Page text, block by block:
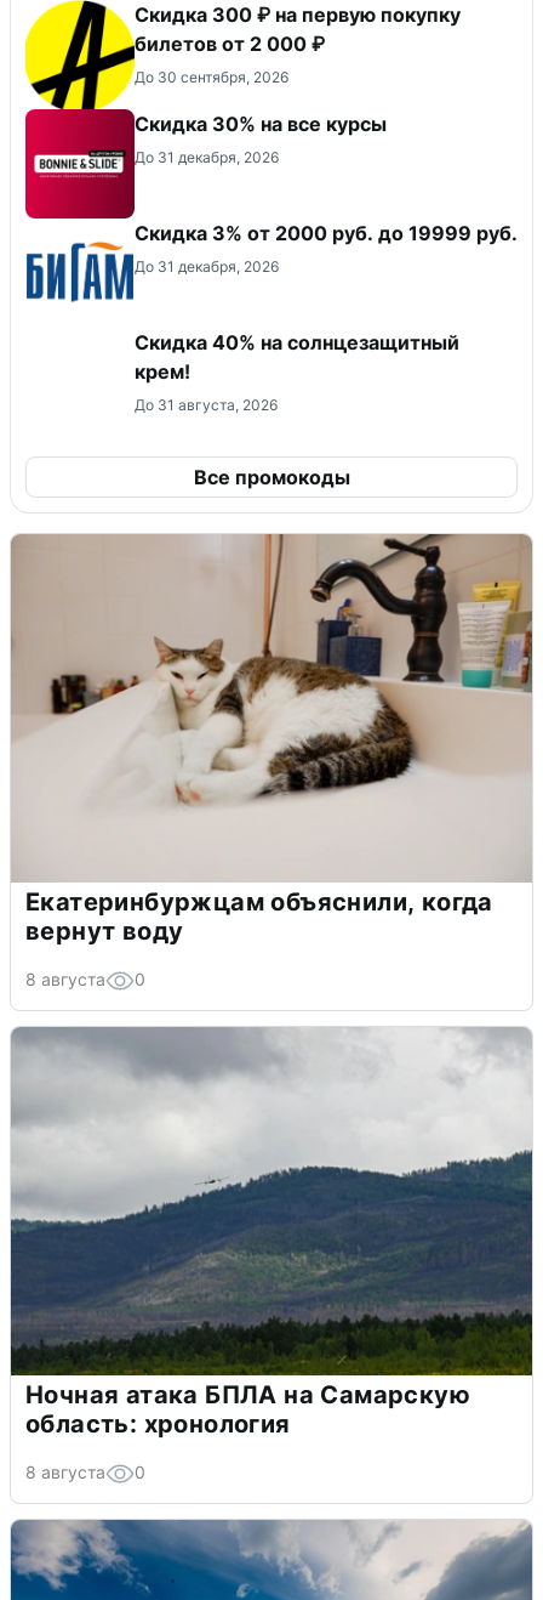
Скидка 300 ₽ на первую покупку
билетов от 2 000 ₽
До 30 сентября, 2026
Скидка 30% на все курсы
До 31 декабря, 2026
​Скидка 3% от 2000 руб. до 19999 руб.
До 31 декабря, 2026
Скидка 40% на солнцезащитный
крем!
До 31 августа, 2026
Все промокоды
Екатеринбуржцам объяснили, когда
вернут воду
8 августа 0
Ночная атака БПЛА на Самарскую
область: хронология
8 августа 0